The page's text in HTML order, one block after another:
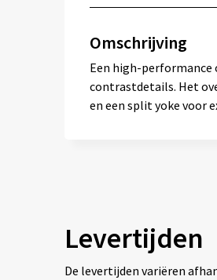
Omschrijving
Een high-performance
contrastdetails. Het
en een split yoke voor
Levertijden
De levertijden variëren